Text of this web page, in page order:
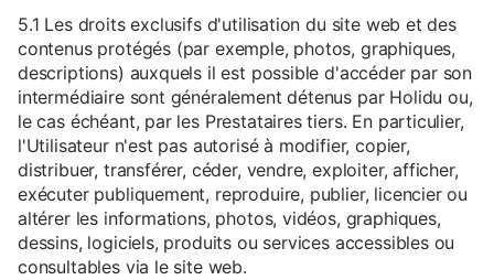
5.1 Les droits exclusifs d'utilisation du site web et des
contenus protégés (par exemple, photos, graphiques,
descriptions) auxquels il est possible d'accéder par son
intermédiaire sont généralement détenus par Holidu ou,
le cas échéant, par les Prestataires tiers. En particulier,
l'Utilisateur n'est pas autorisé à modifier, copier,
distribuer, transférer, céder, vendre, exploiter, afficher,
exécuter publiquement, reproduire, publier, licencier ou
altérer les informations, photos, vidéos, graphiques,
dessins, logiciels, produits ou services accessibles ou
consultables via le site web.